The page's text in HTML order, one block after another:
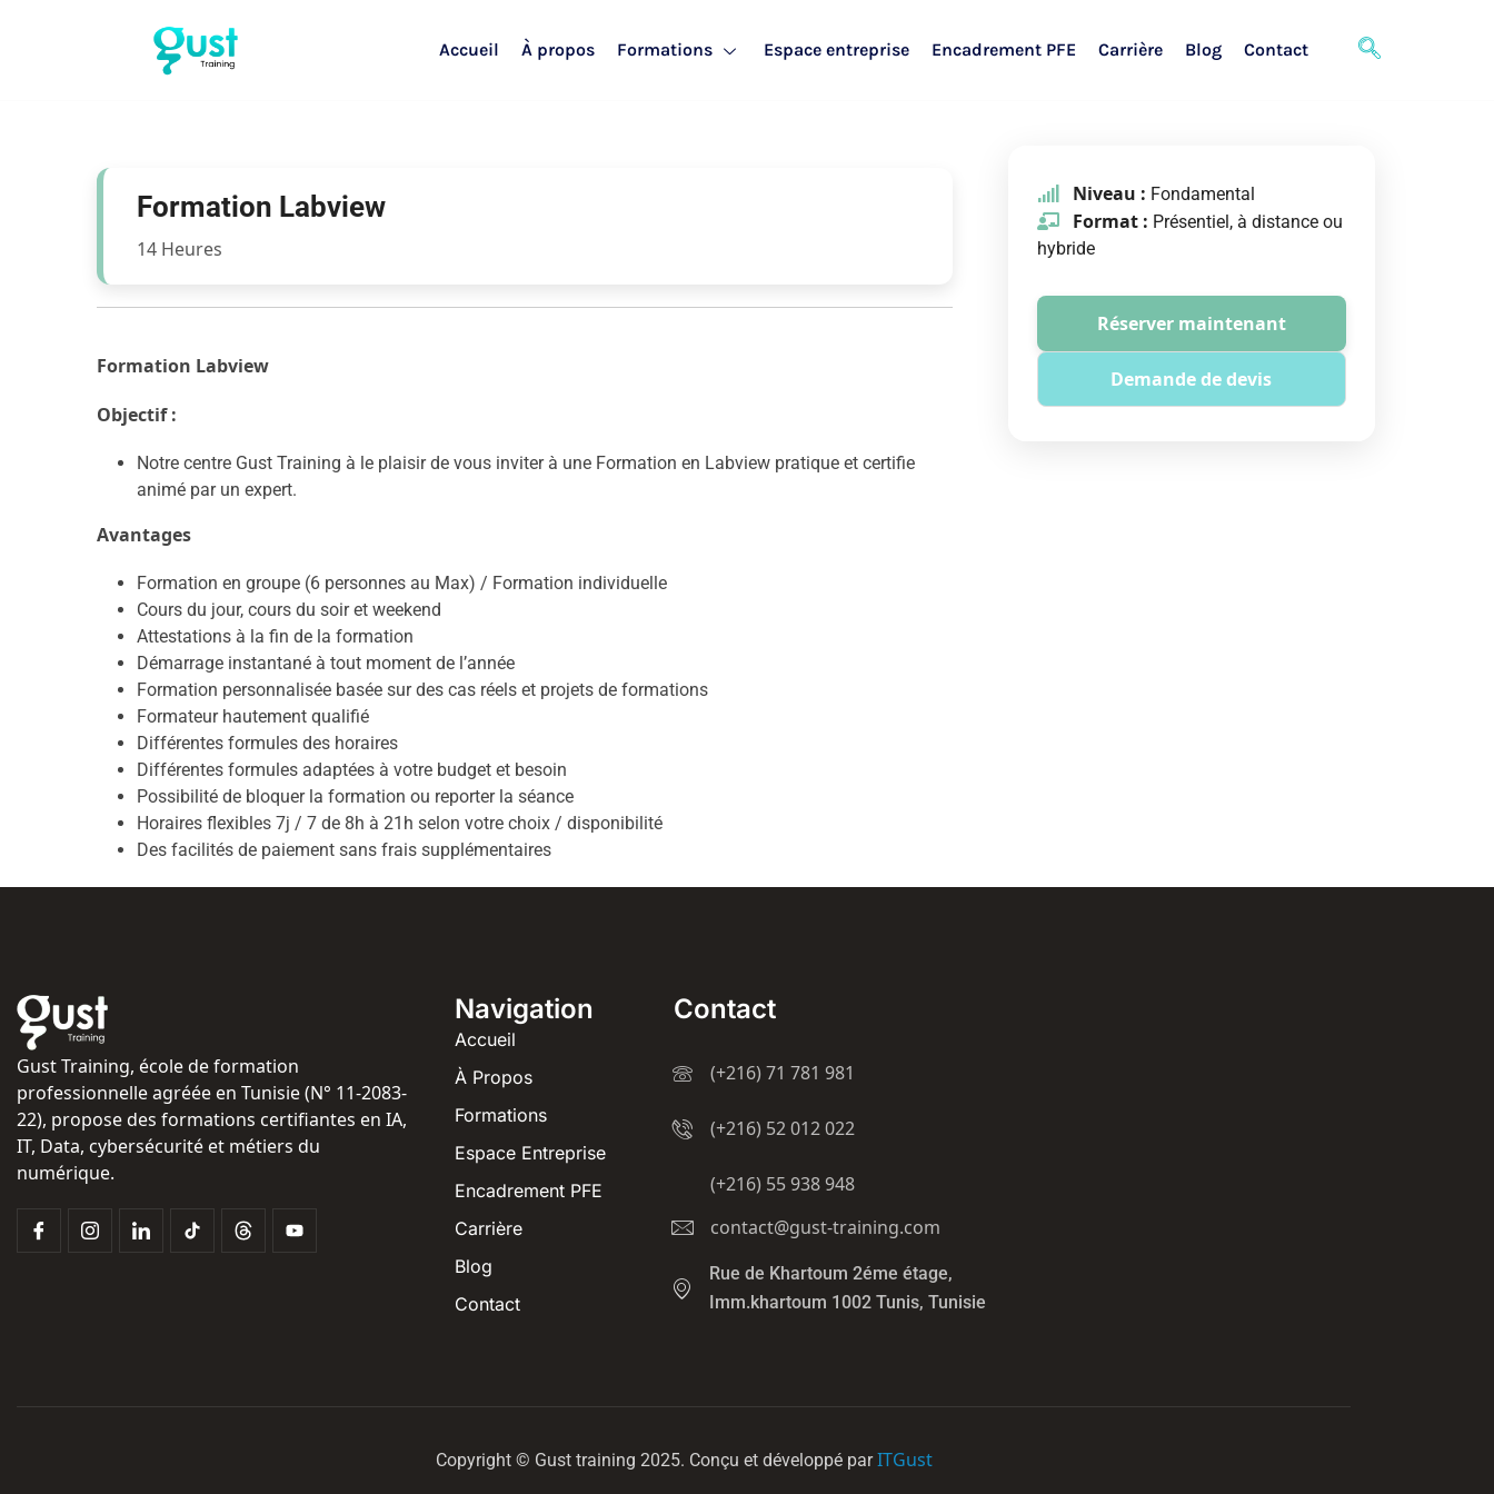
Accueil À propos Formations Espace entreprise Encadrement PFE Carrière Blog Contact
Formation Labview
14 Heures
Formation Labview
Objectif :
Notre centre Gust Training à le plaisir de vous inviter à une Formation en Labview pratique et certifie
animé par un expert.
Avantages
Formation en groupe (6 personnes au Max) / Formation individuelle
Cours du jour, cours du soir et weekend
Attestations à la fin de la formation
Démarrage instantané à tout moment de l’année
Formation personnalisée basée sur des cas réels et projets de formations
Formateur hautement qualifié
Différentes formules des horaires
Différentes formules adaptées à votre budget et besoin
Possibilité de bloquer la formation ou reporter la séance
Horaires flexibles 7j / 7 de 8h à 21h selon votre choix / disponibilité
Des facilités de paiement sans frais supplémentaires
Niveau : Fondamental
Format : Présentiel, à distance ou
hybride
Réserver maintenant
Demande de devis
Gust Training, école de formation
professionnelle agréée en Tunisie (N° 11-2083-
22), propose des formations certifiantes en IA,
IT, Data, cybersécurité et métiers du
numérique.
Navigation
Accueil
À Propos
Formations
Espace Entreprise
Encadrement PFE
Carrière
Blog
Contact
Contact
(+216) 71 781 981
(+216) 52 012 022
(+216) 55 938 948
contact@gust-training.com
Rue de Khartoum 2éme étage,
Imm.khartoum 1002 Tunis, Tunisie
Copyright © Gust training 2025. Conçu et développé parITGust